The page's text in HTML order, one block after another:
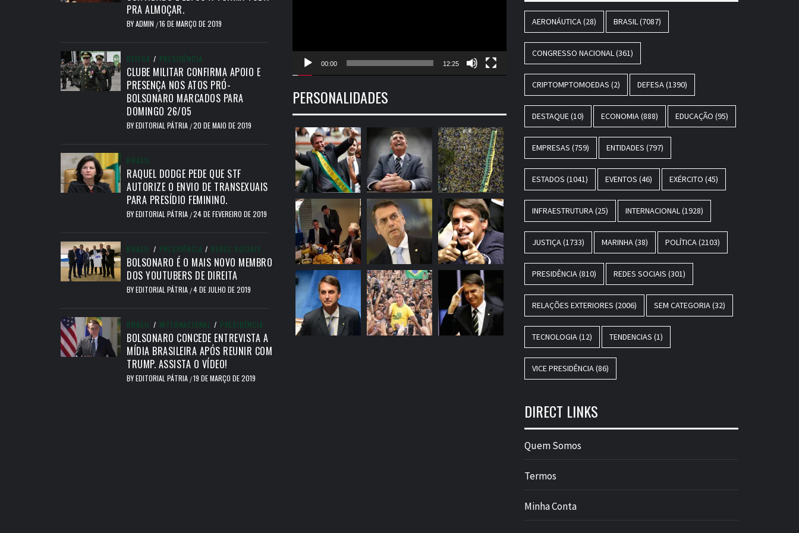
PRA ALMOÇAR.
BYADMIN /16 DE MARÇO DE 2019
DEFESA / PRESIDÊNCIA
CLUBE MILITAR CONFIRMA APOIO E
PRESENÇA NOS ATOS PRÓ-
BOLSONARO MARCADOS PARA
DOMINGO 26/05
BYEDITORIAL PÁTRIA /20 DE MAIO DE 2019
BRASIL
RAQUEL DODGE PEDE QUE STF
AUTORIZE O ENVIO DE TRANSEXUAIS
PARA PRESÍDIO FEMININO.
BYEDITORIAL PÁTRIA /24 DE FEVEREIRO DE 2019
BRASIL / PRESIDÊNCIA / REDES SOCIAIS
BOLSONARO É O MAIS NOVO MEMBRO
DOS YOUTUBERS DE DIREITA
BYEDITORIAL PÁTRIA /4 DE JULHO DE 2019
BRASIL / INTERNACIONAL / PRESIDÊNCIA
BOLSONARO CONCEDE ENTREVISTA A
MÍDIA BRASILEIRA APÓS REUNIR COM
TRUMP. ASSISTA O VÍDEO!
BYEDITORIAL PÁTRIA /19 DE MARÇO DE 2019
00:00 12:25
PERSONALIDADES
AERONÁUTICA (28) BRASIL (7087)
CONGRESSO NACIONAL (361)
CRIPTOMPTOMOEDAS (2) DEFESA (1390)
DESTAQUE(10) ECONOMIA (888) EDUCAÇÃO (95)
EMPRESAS (759) ENTIDADES (797)
ESTADOS (1041) EVENTOS (46) EXÉRCITO (45)
INFRAESTRUTURA (25) INTERNACIONAL (1928)
JUSTIÇA (1733) MARINHA (38) POLÍTICA (2103)
PRESIDÊNCIA (810) REDES SOCIAIS (301)
RELAÇÕES EXTERIORES (2006) SEM CATEGORIA (32)
TECNOLOGIA (12) TENDENCIAS (1)
VICE PRESIDÊNCIA (86)
DIRECT LINKS
Quem Somos
Termos
Minha Conta